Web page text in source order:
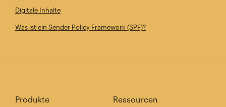
Digitale Inhalte
Was ist ein Sender Policy Framework (SPF)?
Produkte Ressourcen